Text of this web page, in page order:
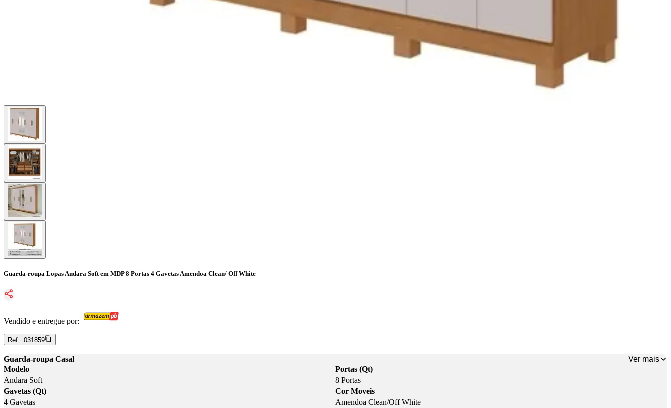
Guarda-roupa Lopas Andara Soft em MDP 8 Portas 4 Gavetas Amendoa Clean/ Off White
Vendido e entregue por:
Ref.: 031859
Guarda-roupa Casal
Ver mais
Modelo
Andara Soft
Portas (Qt)
8 Portas
Gavetas (Qt)
4 Gavetas
Cor Moveis
Amendoa Clean/Off White